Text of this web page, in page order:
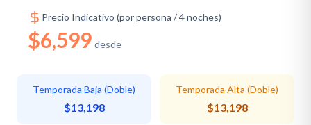
Precio Indicativo (por persona / 4 noches)
$6,599 desde
Temporada Baja (Doble)
$13,198
Temporada Alta (Doble)
$13,198